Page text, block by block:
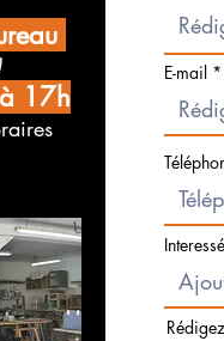
17h
E-mail